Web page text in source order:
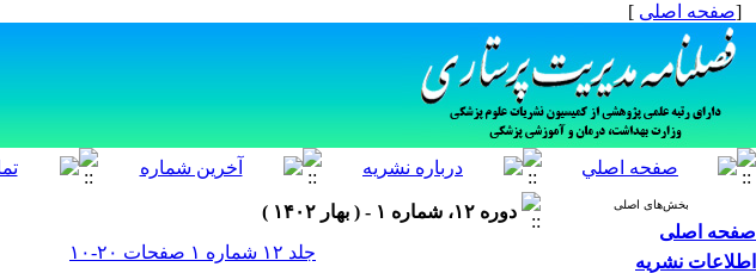
[صفحه اصلی ]
بخش‌های اصلی
صفحه اصلی
اطلاعات نشریه
دوره ۱۲، شماره ۱ - ( بهار ۱۴۰۲ )
جلد ۱۲ شماره ۱ صفحات ۲۰-۱۰